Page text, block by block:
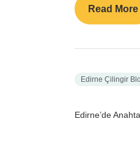
Read More
Edirne Çilingir
Edirne’de